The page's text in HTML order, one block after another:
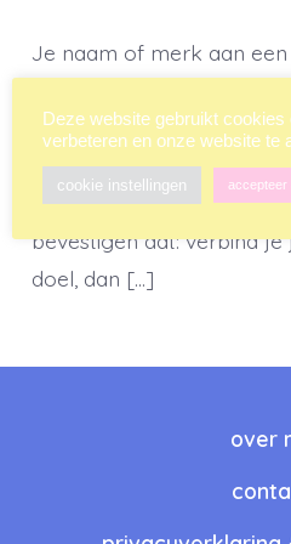
Je naam of merk aan
imago dan het uitlenen
geld of je diensten aan
zeggen: niets. En
bevestigen dat: verbind
doel, dan […]
over
Deze website gebruikt
verbeteren en onze website te
cookie instellingen accepteer